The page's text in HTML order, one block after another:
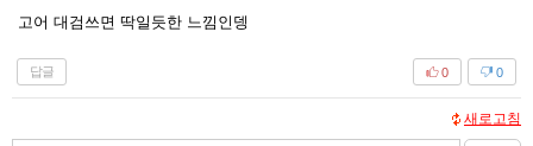
고어 대검쓰면 딱일듯한 느낌인뎅
답글 0
0
새로고침